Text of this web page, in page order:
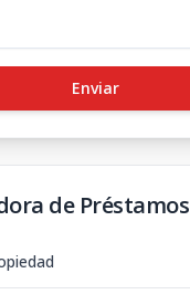
Enviar
de Préstamos